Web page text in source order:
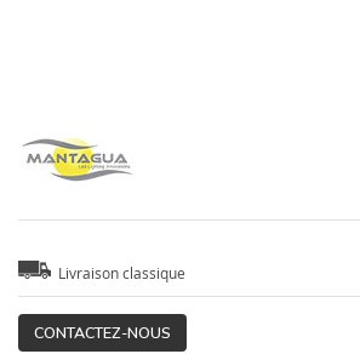
Livraison classique
CONTACTEZ-NOUS